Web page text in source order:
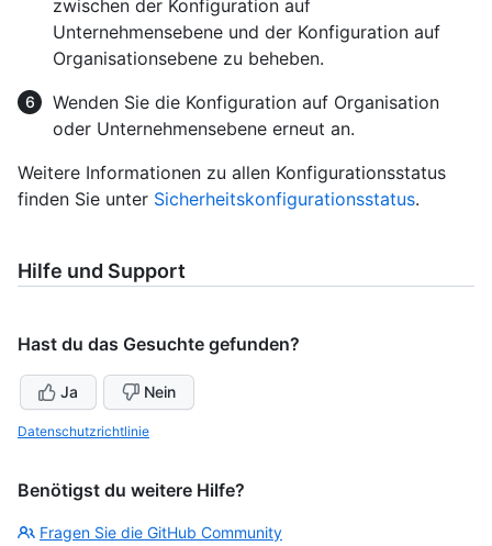
zwischen der Konfiguration auf
Unternehmensebene und der Konfiguration auf
Organisationsebene zu beheben.
Wenden Sie die Konfiguration auf Organisation
oder Unternehmensebene erneut an.
Weitere Informationen zu allen Konfigurationsstatus
finden Sie unter Sicherheitskonfigurationsstatus.
Hilfe und Support
Hast du das Gesuchte gefunden?
Ja Nein
Datenschutzrichtlinie
Benötigst du weitere Hilfe?
Fragen Sie die GitHub Community